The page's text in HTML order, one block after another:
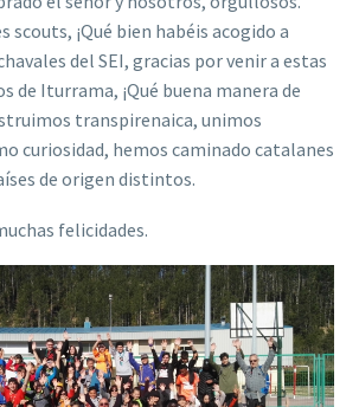
scouts, ¡Qué bien habéis acogido a
del SEI, gracias por venir a estas
de Iturrama, ¡Qué buena manera de
transpirenaica, unimos
curiosidad, hemos caminado catalanes
de origen distintos.
felicidades.